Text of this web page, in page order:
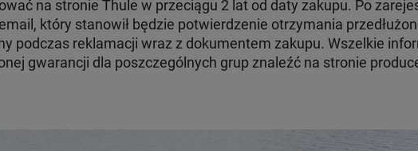
na stronie Thule w przeciągu 2 lat od daty zakupu. Po
który stanowił będzie potwierdzenie otrzymania
podczas reklamacji wraz z dokumentem zakupu. Wszelkie
gwarancji dla poszczególnych grup znaleźć na stronie